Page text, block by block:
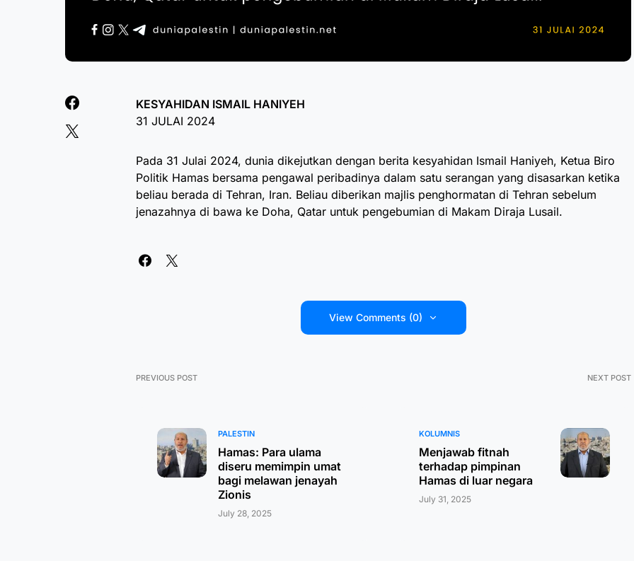
KESYAHIDAN ISMAIL HANIYEH
31 JULAI 2024
Pada 31 Julai 2024, dunia dikejutkan dengan berita kesyahidan Ismail Haniyeh, Ketua Biro
Politik Hamas bersama pengawal peribadinya dalam satu serangan yang disasarkan ketika
beliau berada di Tehran, Iran. Beliau diberikan majlis penghormatan di Tehran sebelum
jenazahnya di bawa ke Doha, Qatar untuk pengebumian di Makam Diraja Lusail.
View Comments (0)
PREVIOUS POST
PALESTIN
Hamas: Para ulama
diseru memimpin umat
bagi melawan jenayah
Zionis
July 28, 2025
NEXT POST
KOLUMNIS
Menjawab fitnah
terhadap pimpinan
Hamas di luar negara
July 31, 2025